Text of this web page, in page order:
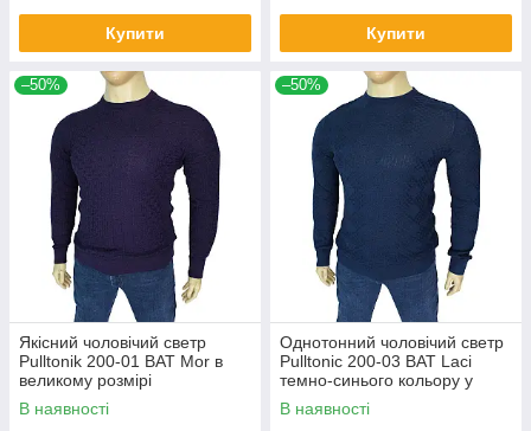
Купити Купити
–50%
Якісний чоловічий светр
Pulltonik 200-01 BAT Mor в
великому розмірі
В наявності
–50%
Однотонний чоловічий светр
Pulltonic 200-03 BAT Laci
темно-синього кольору у
великому розмірі
В наявності